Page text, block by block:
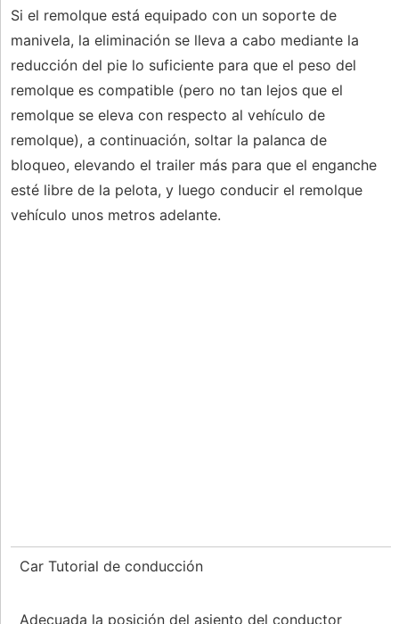
Si el remolque está equipado con un soporte de
manivela, la eliminación se lleva a cabo mediante la
reducción del pie lo suficiente para que el peso del
remolque es compatible (pero no tan lejos que el
remolque se eleva con respecto al vehículo de
remolque), a continuación, soltar la palanca de
bloqueo, elevando el trailer más para que el enganche
esté libre de la pelota, y luego conducir el remolque
vehículo unos metros adelante.
Car Tutorial de conducción
Adecuada la posición del asiento del conductor